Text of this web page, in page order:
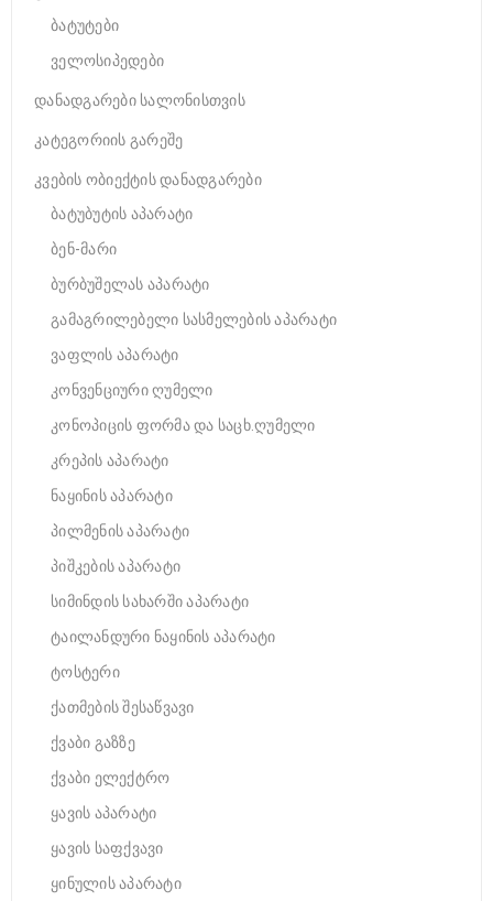
ბატუტები
ველოსიპედები
დანადგარები სალონისთვის
კატეგორიის გარეშე
კვების ობიექტის დანადგარები
ბატუბუტის აპარატი
ბენ-მარი
ბურბუშელას აპარატი
გამაგრილებელი სასმელების აპარატი
ვაფლის აპარატი
კონვენციური ღუმელი
კონოპიცის ფორმა და საცხ.ღუმელი
კრეპის აპარატი
ნაყინის აპარატი
პილმენის აპარატი
პიშკების აპარატი
სიმინდის სახარში აპარატი
ტაილანდური ნაყინის აპარატი
ტოსტერი
ქათმების შესაწვავი
ქვაბი გაზზე
ქვაბი ელექტრო
ყავის აპარატი
ყავის საფქვავი
ყინულის აპარატი